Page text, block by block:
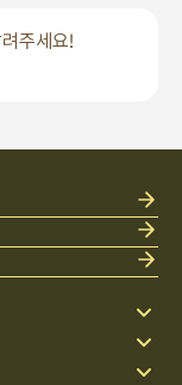
주세요!